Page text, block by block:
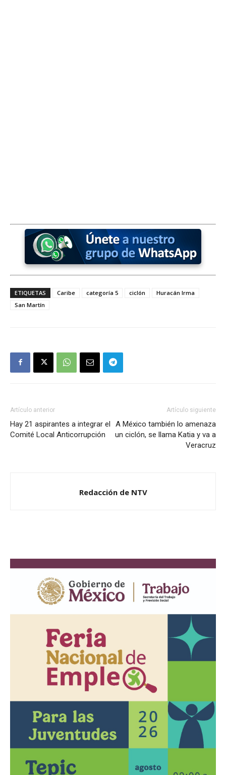
ETIQUETAS Caribe categoría 5 ciclón
Huracán Irma
San Martín
Artículo anterior
Hay 21 aspirantes a integrar el
Comité Local Anticorrupción
Artículo siguiente
A México también lo amenaza
un ciclón, se llama Katia y va a
Veracruz
Redacción de NTV